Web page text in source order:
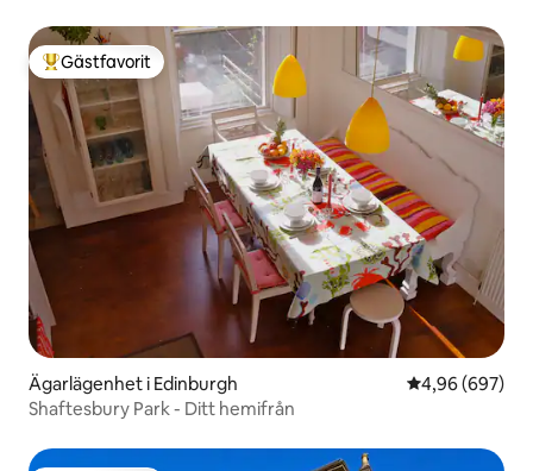
Populär gästfavorit
Gästfavorit
Ägarlägenhet i Edinburgh 4,96 av 5 i
4,96 (697)
Shaftesbury Park - Ditt hemifrån